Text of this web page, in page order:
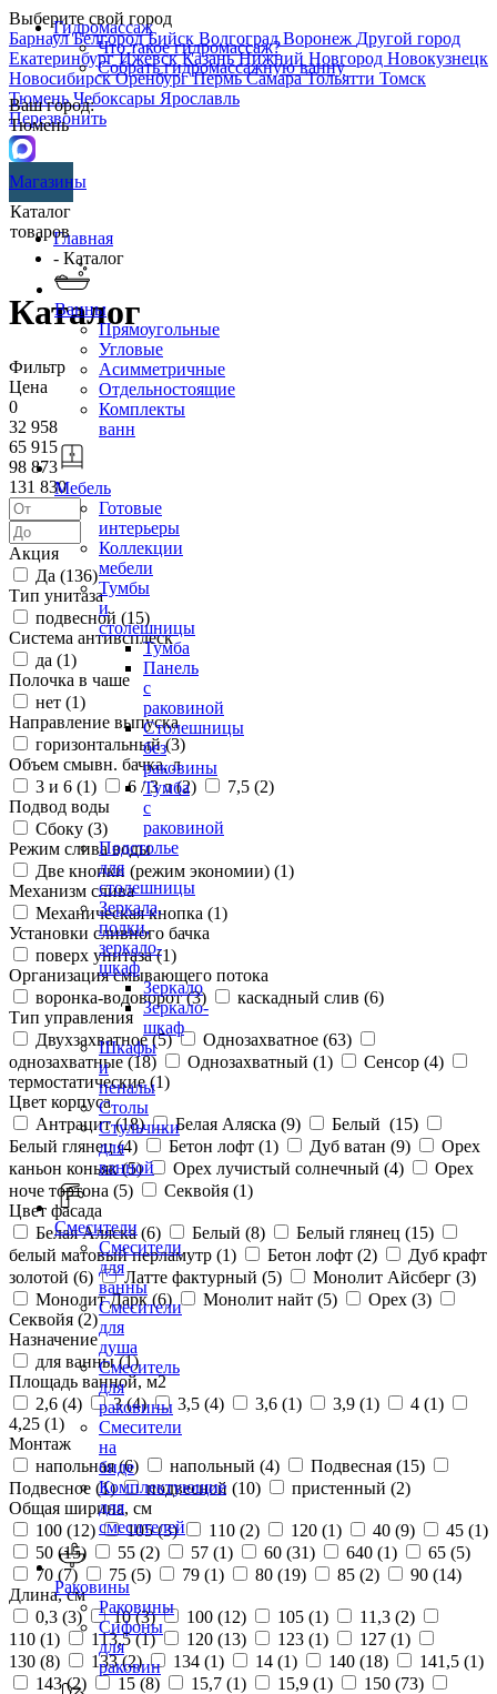
Выберите свой город
БарнаулБелгородБийск ВолгоградВоронеж Другой город
ЕкатеринбургИжевскКазаньНижний Новгород Новокузнецк
НовосибирскОренбургПермьСамараТольятти Томск
ТюменьЧебоксары Ярославль
Перезвонить
Гидромассаж
Что такое гидромассаж?
Собрать гидромассажную ванну
Ваш город:
Тюмень
Магазины
Каталог
товаров
Ванны
Прямоугольные
Угловые
Асимметричные
Отдельностоящие
Комплекты
ванн
Мебель
Готовые
интерьеры
Коллекции
мебели
Тумбы
и
столешницы
Тумба
Панель
с
раковиной
Столешницы
без
раковины
Тумба
с
раковиной
Подстолье
для
столешницы
Зеркала,
полки,
зеркало-
шкаф
Зеркало
Зеркало-
шкаф
Шкафы
и
пеналы
Столы
Стульчики
для
ванной
Смесители
Смесители
для
ванны
Смесители
для
душа
Смеситель
для
раковины
Смесители
на
биде
Комплектующие
для
смесителей
Раковины
Раковины
Сифоны
для
раковин
Главная
- Каталог
Каталог
Фильтр
Цена
0
32 958
65 915
98 873
131 830
Акция
Да (136)
Тип унитаза
подвесной (15)
Система антивсплеск
да (1)
Полочка в чаше
нет (1)
Направление выпуска
горизонтальный (3)
Объем смывн. бачка, л
3 и 6 (1) 6 / 3 л (2) 7,5 (2)
Подвод воды
Сбоку (3)
Режим слива воды
Две кнопки (режим экономии) (1)
Механизм слива
Механическая кнопка (1)
Установки сливного бачка
поверх унитаза (1)
Организация смывающего потока
воронка-водоворот (3) каскадный слив (6)
Тип управления
Двухзахватное (5) Однозахватное (63)
однозахватные (18) Однозахватный (1) Сенсор (4)
термостатические (1)
Цвет корпуса
Антрацит (18) Белая Аляска (9) Белый (15)
Белый глянец (4) Бетон лофт (1) Дуб ватан (9)
Орех
каньон коньяк (5) Орех лучистый солнечный (4)
Орех
ноче тортона (5) Секвойя (1)
Цвет фасада
Белая Аляска (6) Белый (8) Белый глянец (15)
белый матовый перламутр (1) Бетон лофт (2)
Дуб крафт
золотой (6) Латте фактурный (5) Монолит Айсберг (3)
Монолит Дарк (6) Монолит найт (5) Орех (3)
Секвойя (2)
Назначение
для ванны (1)
Площадь ванной, м2
2,6 (4) 3 (4) 3,5 (4) 3,6 (1) 3,9 (1) 4 (1)
4,25 (1)
Монтаж
напольная (6) напольный (4) Подвесная (15)
Подвесное (1) подвесной (10) пристенный (2)
Общая ширина, см
100 (12) 105 (3) 110 (2) 120 (1) 40 (9) 45 (1)
50 (15) 55 (2) 57 (1) 60 (31) 640 (1) 65 (5)
70 (7) 75 (5) 79 (1) 80 (19) 85 (2) 90 (14)
Длина, см
0,3 (3) 10 (3) 100 (12) 105 (1) 11,3 (2)
110 (1) 113,5 (1) 120 (13) 123 (1) 127 (1)
130 (8) 133 (2) 134 (1) 14 (1) 140 (18) 141,5 (1)
143 (2) 15 (8) 15,7 (1) 15,9 (1) 150 (73)